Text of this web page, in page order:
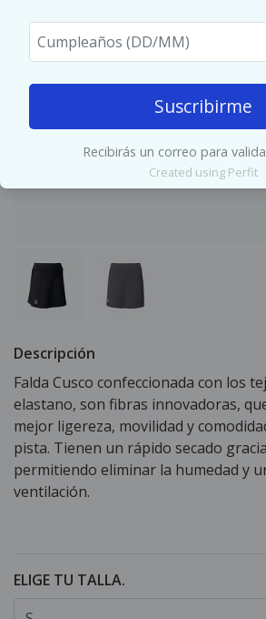
Suscribirme
Recibirás un correo para
Created using Perfit
Descripción
Falda Cusco confeccionada con los
elastano, son fibras innovadoras,
mejor ligereza, movilidad y
pista. Tienen un rápido secado
permitiendo eliminar la humedad y
ventilación.
ELIGE TU TALLA.